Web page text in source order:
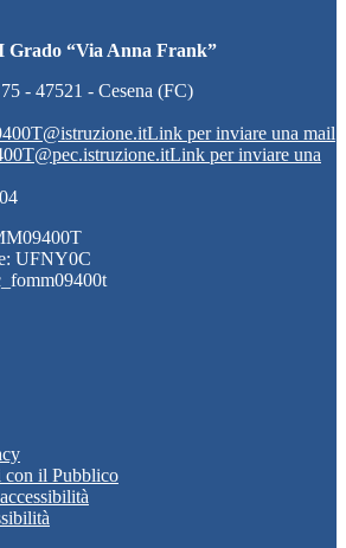
Grado “Via Anna Frank”
- 47521 - Cesena (FC)
Link per inviare una mail
Link per inviare una
UFNY0C
il Pubblico